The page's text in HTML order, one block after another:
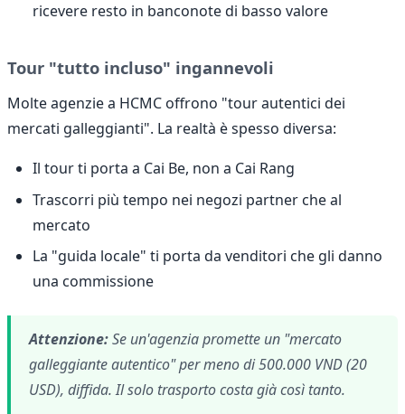
ricevere resto in banconote di basso valore
Tour "tutto incluso" ingannevoli
Molte agenzie a HCMC offrono "tour autentici dei
mercati galleggianti". La realtà è spesso diversa:
Il tour ti porta a Cai Be, non a Cai Rang
Trascorri più tempo nei negozi partner che al
mercato
La "guida locale" ti porta da venditori che gli danno
una commissione
Attenzione:Se un'agenzia promette un "mercato
galleggiante autentico" per meno di 500.000 VND (20
USD), diffida. Il solo trasporto costa già così tanto.